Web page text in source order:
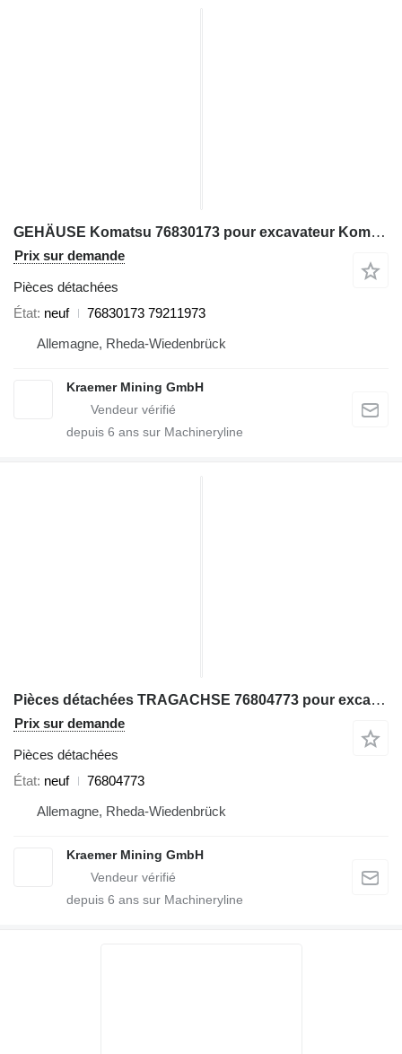
GEHÄUSE Komatsu 76830173 pour excavateur Komatsu PC3000
Prix sur demande
Pièces détachées
État neuf
76830173 79211973
Allemagne, Rheda-Wiedenbrück
Kraemer Mining GmbH
depuis 6 ans sur Machineryline
Pièces détachées TRAGACHSE 76804773 pour excavateur Komatsu PC3000
Prix sur demande
Pièces détachées
État neuf
76804773
Allemagne, Rheda-Wiedenbrück
Kraemer Mining GmbH
depuis 6 ans sur Machineryline